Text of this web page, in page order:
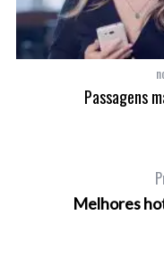
Passagens
Melhores